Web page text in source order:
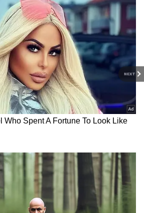
NEXT
முத்து
கொடுக்க வேண்டிய
விஜயா மனசாட்சியே
மீனாவிடம் கேட்கிறார்.
தன்னால் தற்போது
கட்ட முடியாமல்
என்னால இந்த 5 லட்சத்தை
என சொல்லிக்
நேரம் பார்த்து
எண்ட்ரி கொடுக்கிறார்.
எனக்காக யாரும்